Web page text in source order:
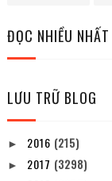
ĐỌC NHIỀU NHẤT
LƯU TRỮ BLOG
► 2016 (215)
► 2017 (3298)